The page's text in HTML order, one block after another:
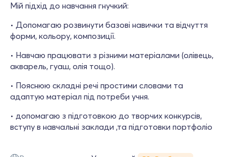
Мій підхід до навчання гнучкий:
• Допомагаю розвинути базові навички та відчуття
форми, кольору, композиції.
• Навчаю працювати з різними матеріалами (олівець,
акварель, гуаш, олія тощо).
• Пояснюю складні речі простими словами та
адаптую матеріал під потреби учня.
• допомагаю з підготовкою до творчих конкурсів,
вступу в навчальні заклади ,та підготовки портфоліо